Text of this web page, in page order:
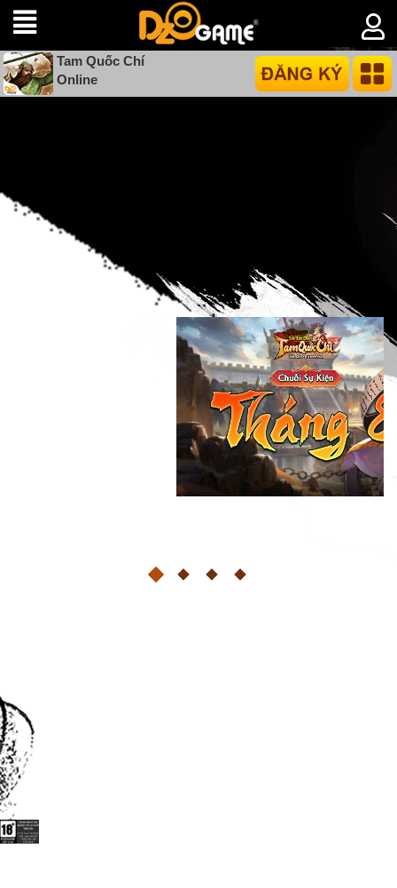
Tam Quốc Chí
Online